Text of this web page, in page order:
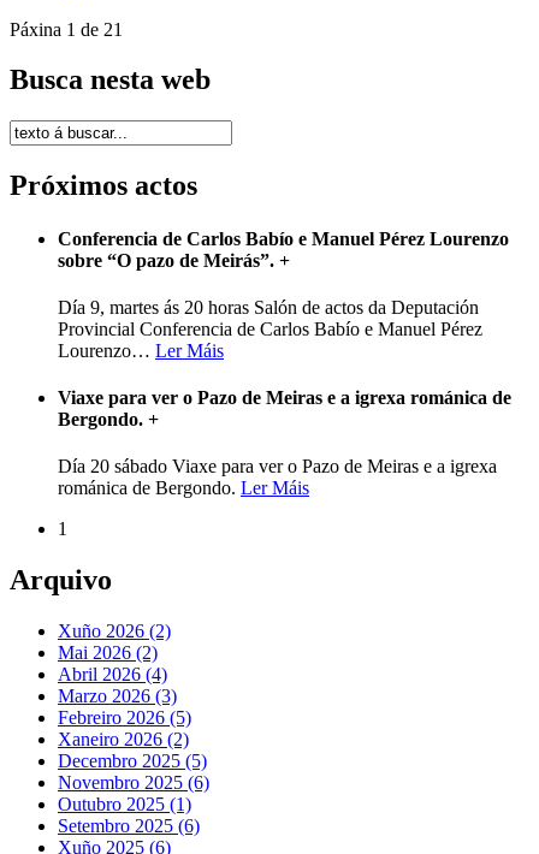
Páxina 1 de 21
Busca nesta web
Próximos actos
Conferencia de Carlos Babío e Manuel Pérez Lourenzo
sobre “O pazo de Meirás”. +
Día 9, martes ás 20 horas Salón de actos da Deputación
Provincial Conferencia de Carlos Babío e Manuel Pérez
Lourenzo… Ler Máis
Viaxe para ver o Pazo de Meiras e a igrexa románica de
Bergondo. +
Día 20 sábado Viaxe para ver o Pazo de Meiras e a igrexa
románica de Bergondo. Ler Máis
1
Arquivo
Xuño 2026 (2)
Mai 2026 (2)
Abril 2026 (4)
Marzo 2026 (3)
Febreiro 2026 (5)
Xaneiro 2026 (2)
Decembro 2025 (5)
Novembro 2025 (6)
Outubro 2025 (1)
Setembro 2025 (6)
Xuño 2025 (6)